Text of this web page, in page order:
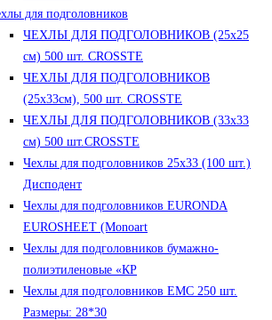
для подголовников
ЧЕХЛЫ ДЛЯ ПОДГОЛОВНИКОВ (25х25
см) 500 шт. CROSSTE
ЧЕХЛЫ ДЛЯ ПОДГОЛОВНИКОВ
(25х33см), 500 шт. CROSSTE
ЧЕХЛЫ ДЛЯ ПОДГОЛОВНИКОВ (33х33
см) 500 шт.CROSSTE
Чехлы для подголовников 25х33 (100 шт.)
Дисподент
Чехлы для подголовников EURONDA
EUROSHEET (Monoart
Чехлы для подголовников бумажно-
полиэтиленовые «КР
Чехлы для подголовников ЕМС 250 шт.
Размеры: 28*30